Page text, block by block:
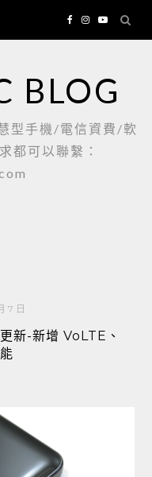
BLOG
型手機/電信資費/軟
都可以聯繫：
7 日
新-新增 VoLTE、